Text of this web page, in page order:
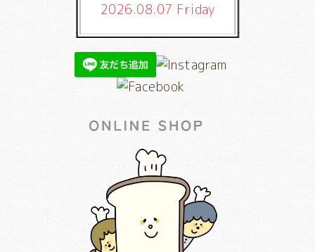
2026.08.07 Friday